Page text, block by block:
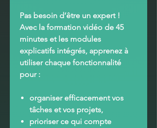
Pas besoin d’être un expert !
Avec la formation vidéo de 45
minutes et les modules
explicatifs intégrés, apprenez à
utiliser chaque fonctionnalité
pour :
organiser efficacement vos
tâches et vos projets,
prioriser ce qui compte